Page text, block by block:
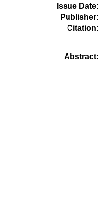
Issue Date:
Publisher:
Citation:
Abstract: